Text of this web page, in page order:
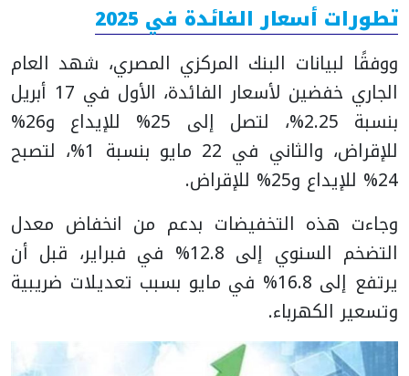
تطورات أسعار الفائدة في 2025
ووفقًا لبيانات البنك المركزي المصري، شهد العام
الجاري خفضين لأسعار الفائدة، الأول في 17 أبريل
بنسبة 2.25%، لتصل إلى 25% للإيداع و26%
للإقراض، والثاني في 22 مايو بنسبة 1%، لتصبح
24% للإيداع و25% للإقراض.
وجاءت هذه التخفيضات بدعم من انخفاض معدل
التضخم السنوي إلى 12.8% في فبراير، قبل أن
يرتفع إلى 16.8% في مايو بسبب تعديلات ضريبية
وتسعير الكهرباء.